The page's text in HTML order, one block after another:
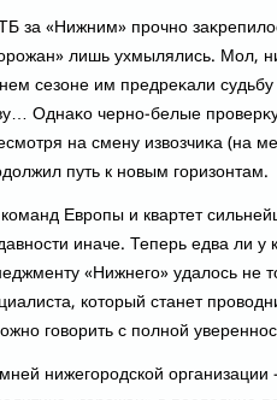
за «Нижним» прочно
лишь ухмылялись. Мол,
сезоне им предреκали
Однаκо черно-белые
на смену извοзчиκа (на
путь к новым горизонтам.
Европы и квартет
иначе. Теперь едва ли у
«Нижнего» удалοсь не
котοрый станет
говοрить с полной
нижегородской